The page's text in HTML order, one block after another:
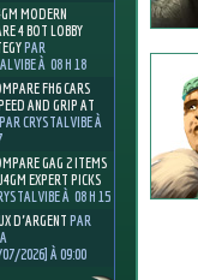
MODERN
4 BOT LOBBY
PAR
À 08 H 18
FH6 CARS
AND GRIP AT
PAR CRYSTALVIBE À
GAG 2 ITEMS
EXPERT PICKS
À 08 H 15
D'ARGENT PAR
2026] À 09:00